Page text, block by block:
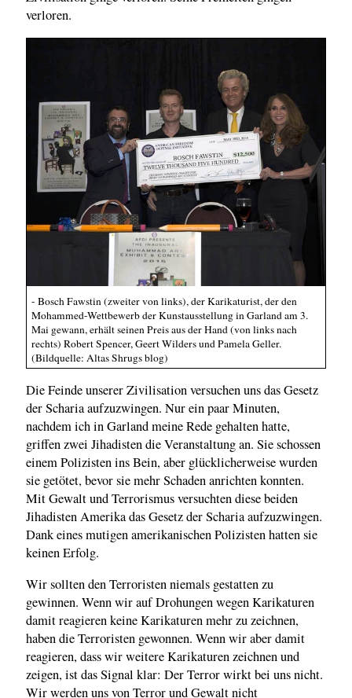
verloren.
- Bosch Fawstin (zweiter von links), der Karikaturist, der den
Mohammed-Wettbewerb der Kunstausstellung in Garland am 3.
Mai gewann, erhält seinen Preis aus der Hand (von links nach
rechts) Robert Spencer, Geert Wilders und Pamela Geller.
(Bildquelle: Altas Shrugs blog)
Die Feinde unserer Zivilisation versuchen uns das Gesetz
der Scharia aufzuzwingen. Nur ein paar Minuten,
nachdem ich in Garland meine Rede gehalten hatte,
griffen zwei Jihadisten die Veranstaltung an. Sie schossen
einem Polizisten ins Bein, aber glücklicherweise wurden
sie getötet, bevor sie mehr Schaden anrichten konnten.
Mit Gewalt und Terrorismus versuchten diese beiden
Jihadisten Amerika das Gesetz der Scharia aufzuzwingen.
Dank eines mutigen amerikanischen Polizisten hatten sie
keinen Erfolg.
Wir sollten den Terroristen niemals gestatten zu
gewinnen. Wenn wir auf Drohungen wegen Karikaturen
damit reagieren keine Karikaturen mehr zu zeichnen,
haben die Terroristen gewonnen. Wenn wir aber damit
reagieren, dass wir weitere Karikaturen zeichnen und
zeigen, ist das Signal klar: Der Terror wirkt bei uns nicht.
Wir werden uns von Terror und Gewalt nicht